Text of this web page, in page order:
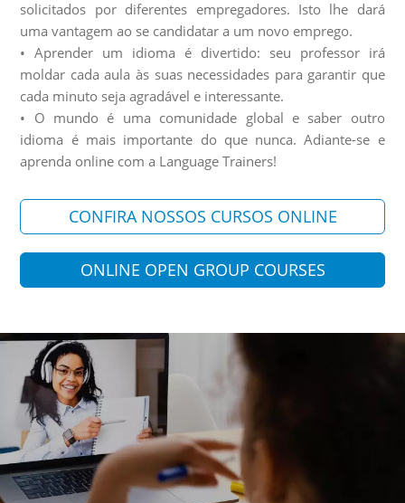
solicitados por diferentes empregadores. Isto lhe dará
uma vantagem ao se candidatar a um novo emprego.
• Aprender um idioma é divertido: seu professor irá
moldar cada aula às suas necessidades para garantir que
cada minuto seja agradável e interessante.
• O mundo é uma comunidade global e saber outro
idioma é mais importante do que nunca. Adiante-se e
aprenda online com a Language Trainers!
CONFIRA NOSSOS CURSOS ONLINE
ONLINE OPEN GROUP COURSES